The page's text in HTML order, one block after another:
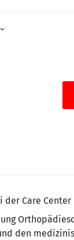
Care Center
den